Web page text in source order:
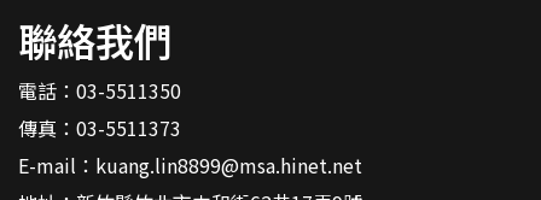
聯絡我們
電話： 03-5511350
傳真：03-5511373
E-mail： kuang.lin8899@msa.hinet.net